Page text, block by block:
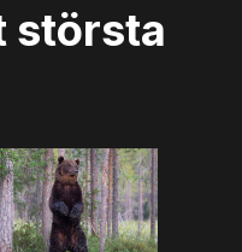
största